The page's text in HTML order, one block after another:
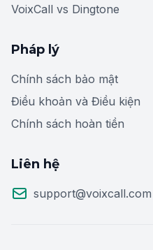
VoixCall vs Dingtone
Pháp lý
Chính sách bảo mật
Điều khoản và Điều kiện
Chính sách hoàn tiền
Liên hệ
support@voixcall.com